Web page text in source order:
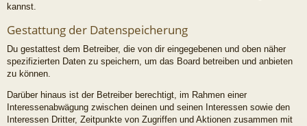
kannst.
Gestattung der Datenspeicherung
Du gestattest dem Betreiber, die von dir eingegebenen und oben näher
spezifizierten Daten zu speichern, um das Board betreiben und anbieten
zu können.
Darüber hinaus ist der Betreiber berechtigt, im Rahmen einer
Interessenabwägung zwischen deinen und seinen Interessen sowie den
Interessen Dritter, Zeitpunkte von Zugriffen und Aktionen zusammen mit